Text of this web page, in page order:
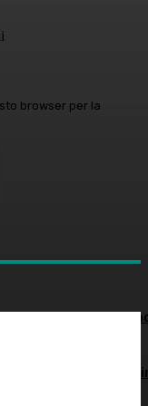
browser per la
riuscito al